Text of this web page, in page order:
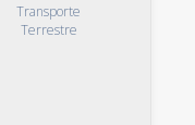
Transporte
Terrestre